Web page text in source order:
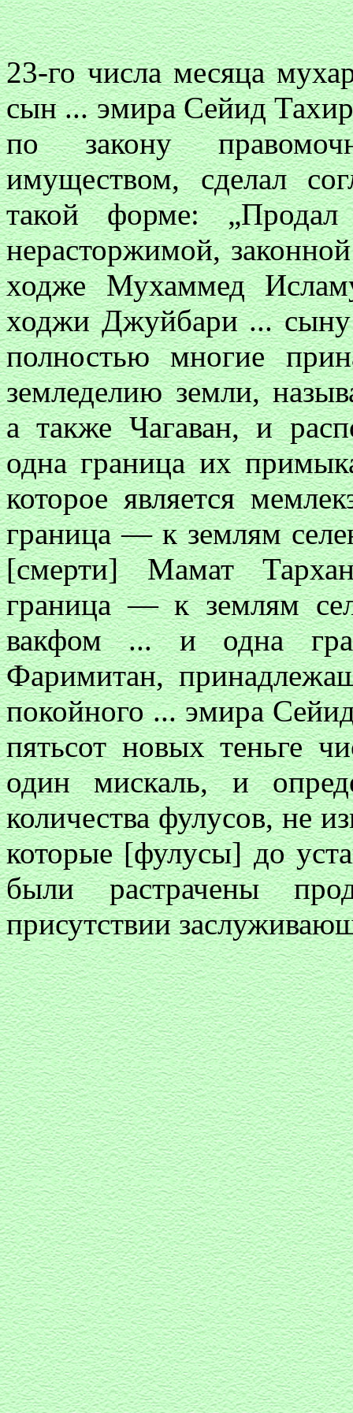
23-го числа месяца
сын ... эмира Сейид
по закону
имуществом, сделал
такой форме: „Продал
нерасторжимой,
ходже Мухаммед
ходжи Джуйбари ...
полностью многие
земледелию земли,
а также Чагаван, и
одна граница их
которое является
граница — к землям
[смерти] Мамат
граница — к землям
вакфом ... и одна
Фаримитан,
покойного ... эмира
пятьсот новых теньге
один мискаль, и
количества фулусов, не
которые [фулусы] до
были растрачены
присутствии